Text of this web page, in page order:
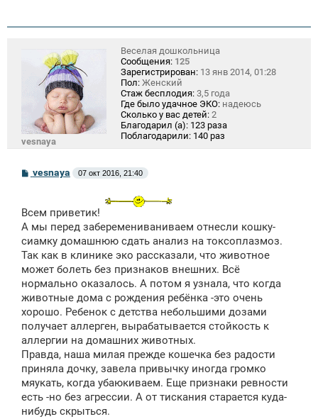
vesnaya
Веселая дошкольница
Сообщения: 125
Зарегистрирован: 13 янв 2014, 01:28
Пол: Женский
Стаж бесплодия: 3,5 года
Где было удачное ЭКО: надеюсь
Сколько у вас детей: 2
Благодарил (а): 123 раза
Поблагодарили: 140 раз
С
щ
н
и
vesnaya 07 окт 2016, 21:40
Всем приветик!
А мы перед заберемениваниваем отнесли кошку-
сиамку домашнюю сдать анализ на токсоплазмоз.
Так как в клинике эко рассказали, что животное
может болеть без признаков внешних. Всё
нормально оказалось. А потом я узнала, что когда
животные дома с рождения ребёнка -это очень
хорошо. Ребенок с детства небольшими дозами
получает аллерген, вырабатывается стойкость к
аллергии на домашних животных.
Правда, наша милая прежде кошечка без радости
приняла дочку, завела привычку иногда громко
мяукать, когда убаюкиваем. Еще признаки ревности
есть -но без агрессии. А от тискания старается куда-
нибудь скрыться.